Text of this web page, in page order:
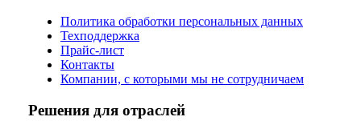
Политика обработки персональных данных
Техподдержка
Прайс-лист
Контакты
Компании, с которыми мы не сотрудничаем
Решения для отраслей